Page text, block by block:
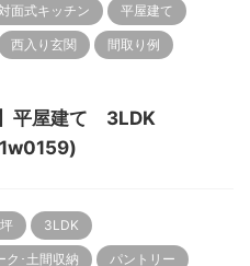
面式キッチン 平屋建て
西入り玄関 間取り例
】平屋建て 3LDK
3LDK
ク･土間収納 パントリー